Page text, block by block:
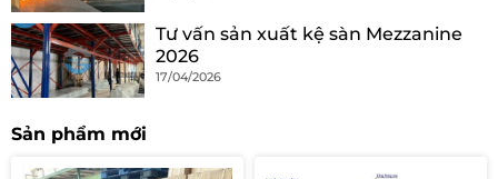
Tư vấn sản xuất kệ sàn Mezzanine
2026
17/04/2026
Sản phẩm mới